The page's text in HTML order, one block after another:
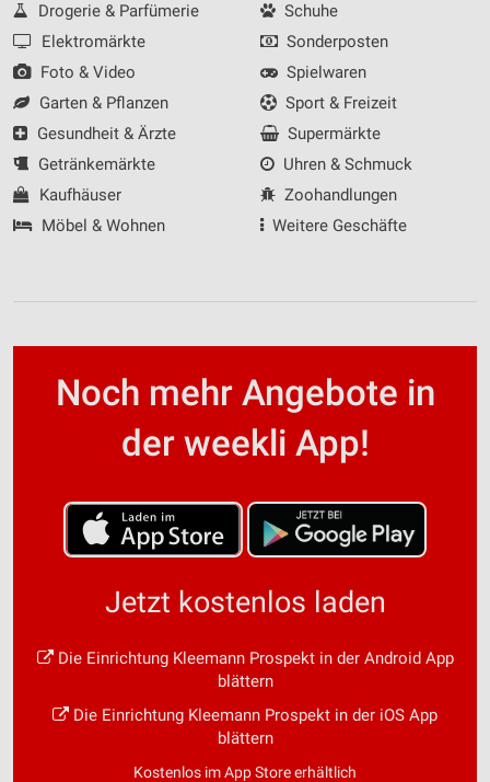
Drogerie & Parfümerie
Elektromärkte
Foto & Video
Garten & Pflanzen
Gesundheit & Ärzte
Getränkemärkte
Kaufhäuser
Möbel & Wohnen
Schuhe
Sonderposten
Spielwaren
Sport & Freizeit
Supermärkte
Uhren & Schmuck
Zoohandlungen
Weitere Geschäfte
Noch mehr Angebote in
der weekli App!
Jetzt kostenlos laden
Die Einrichtung Kleemann Prospekt in der Android App
blättern
Die Einrichtung Kleemann Prospekt in der iOS App
blättern
Kostenlos im App Store erhältlich